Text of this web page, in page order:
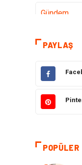
Gündem
Moda
Yazılım
Giyim
PAYLAŞ
POPÜLER